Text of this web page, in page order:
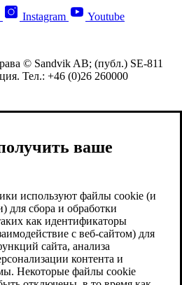
Instagram Youtube
© Sandvik AB; (публ.) SE-811
Тел.: +46 (0)26 260000
ваше
используют файлы cookie (и
для сбора и обработки
как идентификаторы
с веб-сайтом) для
сайта, анализа
контента и
Некоторые файлы cookie